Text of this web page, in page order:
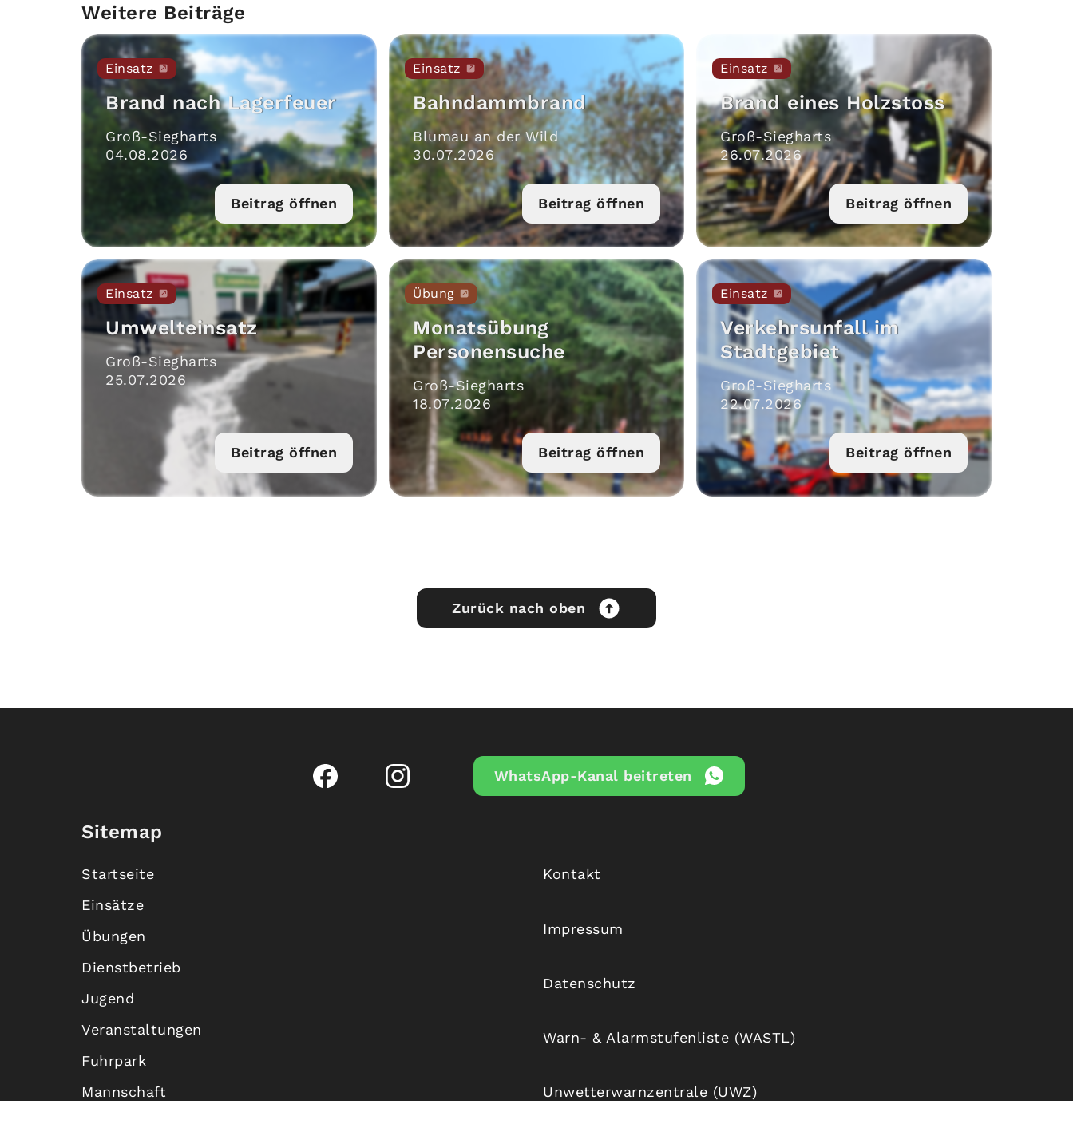
Weitere Beiträge
Einsatz
Brand nach Lagerfeuer
Groß-Siegharts
04.08.2026
Beitrag öffnen
Einsatz
Bahndammbrand
Blumau an der Wild
30.07.2026
Beitrag öffnen
Einsatz
Brand eines Holzstoss
Groß-Siegharts
26.07.2026
Beitrag öffnen
Einsatz
Umwelteinsatz
Groß-Siegharts
25.07.2026
Beitrag öffnen
Übung
Monatsübung
Personensuche
Groß-Siegharts
18.07.2026
Beitrag öffnen
Einsatz
Verkehrsunfall im
Stadtgebiet
Groß-Siegharts
22.07.2026
Beitrag öffnen
Zurück nach oben
WhatsApp-Kanal beitreten
Sitemap
Startseite
Einsätze
Übungen
Dienstbetrieb
Jugend
Veranstaltungen
Fuhrpark
Mannschaft
Kontakt
Impressum
Datenschutz
Warn- & Alarmstufenliste (WASTL)
Unwetterwarnzentrale (UWZ)